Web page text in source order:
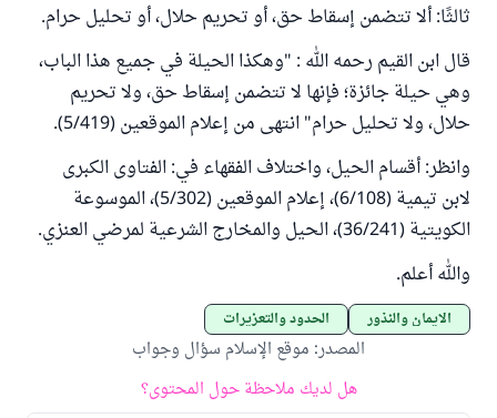
ثالثًا: ألا تتضمن إسقاط حق، أو تحريم حلال، أو تحليل حرام.
قال ابن القيم رحمه الله : "وهكذا الحيلة في جميع هذا الباب،
وهي حيلة جائزة؛ فإنها لا تتضمن إسقاط حق، ولا تحريم
حلال، ولا تحليل حرام" انتهى من إعلام الموقعين (5/419).
وانظر: أقسام الحيل، واختلاف الفقهاء في: الفتاوى الكبرى
لابن تيمية (6/108)، إعلام الموقعين (5/302)، الموسوعة
الكويتية (36/241)، الحيل والمخارج الشرعية لمرضي العنزي.
والله أعلم.
الأيمان والنذور الحدود والتعزيرات
المصدر: موقع الإسلام سؤال وجواب
هل لديك ملاحظة حول المحتوى؟